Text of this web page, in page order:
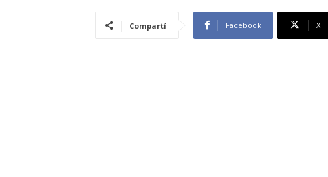
Compartí Facebook X